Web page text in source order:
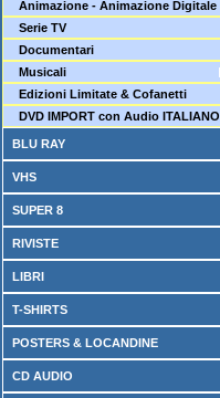
Animazione - Animazione Digitale
Serie TV
Documentari
Musicali
Edizioni Limitate & Cofanetti
DVD IMPORT con Audio ITALIANO
BLU RAY
VHS
SUPER 8
RIVISTE
LIBRI
T-SHIRTS
POSTERS & LOCANDINE
CD AUDIO